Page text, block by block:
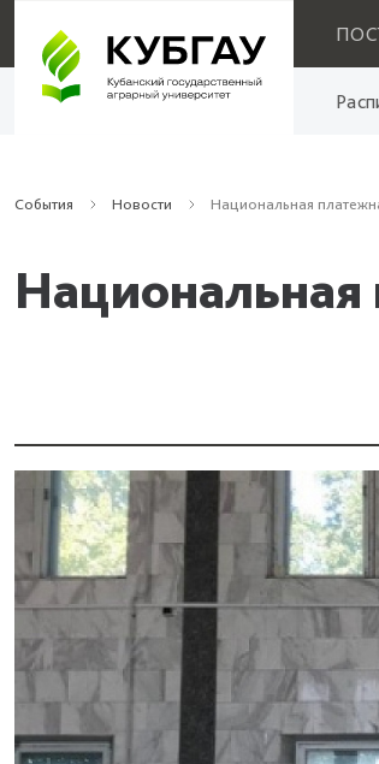
События Новости Национальная
Национальная